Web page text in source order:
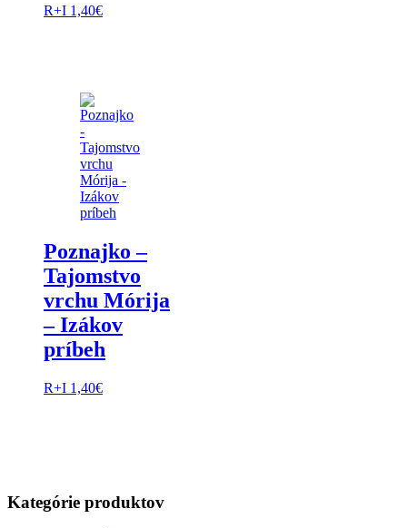
R+I 1,40€
Poznajko –
Tajomstvo
vrchu Mórija
– Izákov
príbeh
R+I 1,40€
Kategórie produktov